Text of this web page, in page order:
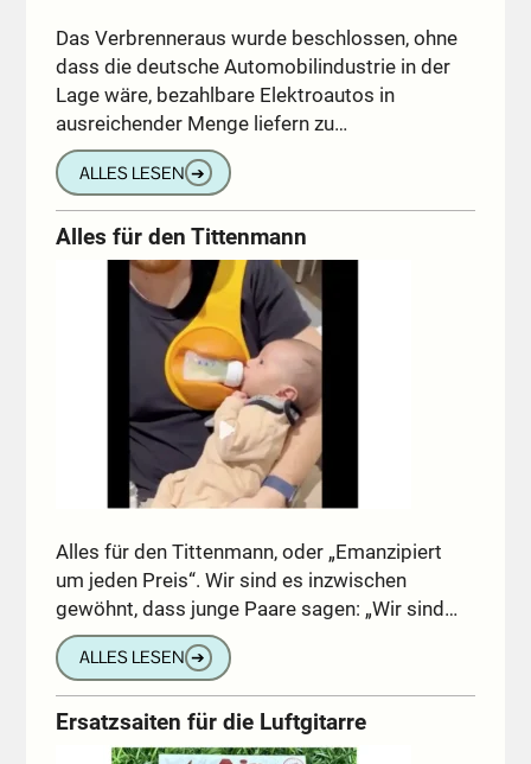
Das Verbrenneraus wurde beschlossen, ohne
dass die deutsche Automobilindustrie in der
Lage wäre, bezahlbare Elektroautos in
ausreichender Menge liefern zu…
ALLES LESEN ➔
Alles für den Tittenmann
Alles für den Tittenmann, oder „Emanzipiert
um jeden Preis“. Wir sind es inzwischen
gewöhnt, dass junge Paare sagen: „Wir sind…
ALLES LESEN ➔
Ersatzsaiten für die Luftgitarre